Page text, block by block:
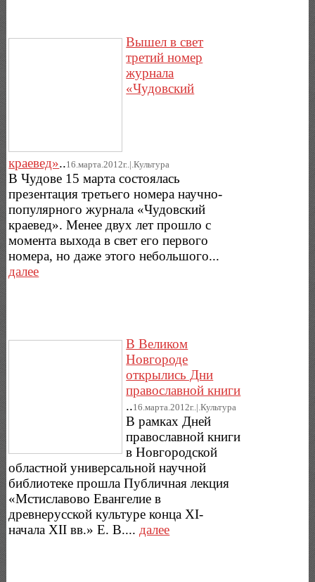
Вышел в свет
третий номер
журнала
«Чудовский
краевед»..16.марта.2012г..|.Культура
В Чудове 15 марта состоялась
презентация третьего номера научно-
популярного журнала «Чудовский
краевед». Менее двух лет прошло с
момента выхода в свет его первого
номера, но даже этого небольшого...
далее
В Великом
Новгороде
открылись Дни
православной книги
..16.марта.2012г..|.Культура
В рамках Дней
православной книги
в Новгородской
областной универсальной научной
библиотеке прошла Публичная лекция
«Мстиславово Евангелие в
древнерусской культуре конца XI-
начала XII вв.» Е. В....далее